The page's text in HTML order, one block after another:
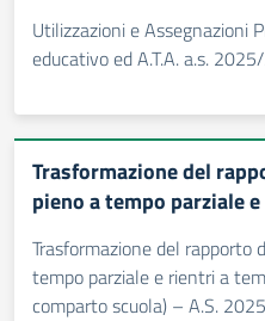
Utilizzazioni e Assegnazioni
educativo ed A.T.A. a.s.
Trasformazione del
pieno a tempo parziale
Trasformazione del rapporto
tempo parziale e rientri a
comparto scuola) – A.S.